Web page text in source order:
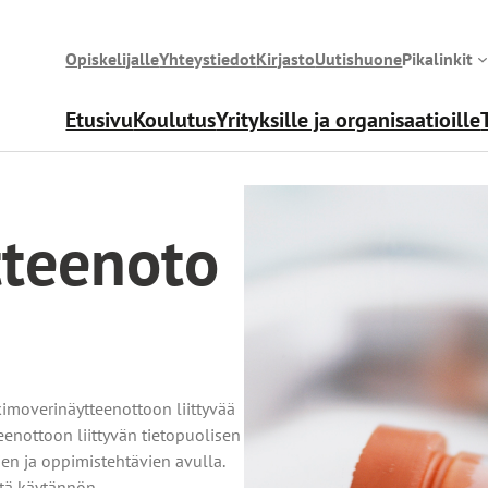
OpiskelijalleYhteystiedotKirjastoUutishuonePikalinkit
EtusivuKoulutusYrityksille ja organisaatioille
liittyvää
liittyvän tietopuolisen
ja oppimistehtävien avulla.